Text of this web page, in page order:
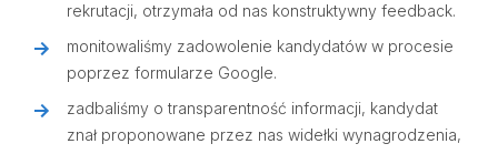
rekrutacji, otrzymała od nas konstruktywny feedback.
monitowaliśmy zadowolenie kandydatów w procesie
poprzez formularze Google.
zadbaliśmy o transparentność informacji, kandydat
znał proponowane przez nas widełki wynagrodzenia,